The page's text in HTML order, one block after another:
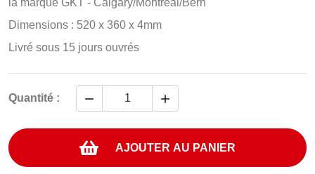
la marque GKT - Calgary/Montreal/Bern
Dimensions : 520 x 360 x 4mm
Livré sous 15 jours ouvrés
Quantité :  
AJOUTER AU PANIER